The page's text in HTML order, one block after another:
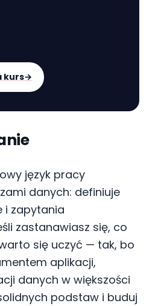
kurs→
język pracy
danych: definiuje
i zapytania
zastanawiasz się, co
się uczyć — tak, bo
aplikacji,
danych w większości
podstaw i buduj